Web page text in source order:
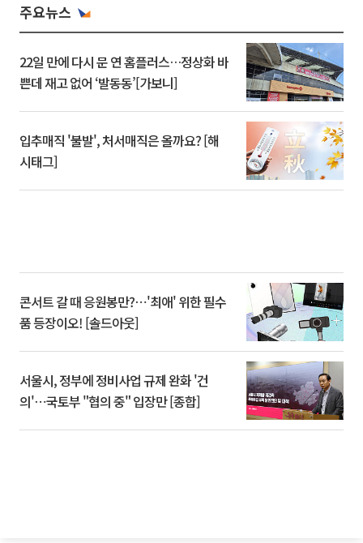
주요뉴스
22일 만에 다시 문 연 홈플러스…정상화 바
쁜데 재고 없어 ‘발동동’[가보니]
입추매직 '불발', 처서매직은 올까요? [해
시태그]
콘서트 갈 때 응원봉만?⋯'최애' 위한 필수
품 등장이오! [솔드아웃]
서울시, 정부에 정비사업 규제 완화 '건
의'⋯국토부 "협의 중" 입장만 [종합]